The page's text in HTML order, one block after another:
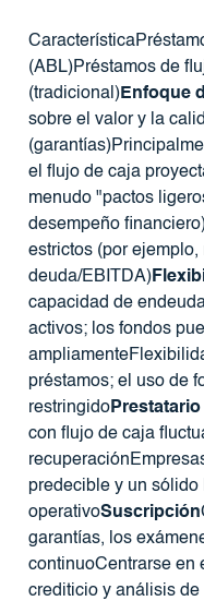
(ABL)Préstamos de
(tradicional)Enfoque
sobre el valor y la
el flujo de caja
menudo "pactos
desempeño
estrictos (por ejemplo,
deuda/EBITDA)
capacidad de
activos; los fondos
préstamos; el uso de
restringidoPrestatario
con flujo de caja
predecible y un sólido
operativoSuscripción
garantías, los
continuoCentrarse en
crediticio y análisis de